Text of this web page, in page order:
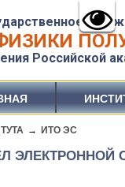
Российской
→ ИТО ЭС
ЭЛЕКТРОННОЙ